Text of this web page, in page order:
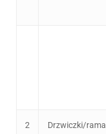
2 Drzwiczki/rama